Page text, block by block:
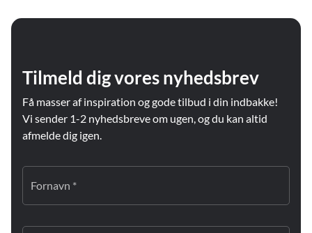
Tilmeld dig vores nyhedsbrev
Få masser af inspiration og gode tilbud i din indbakke!
Vi sender 1-2 nyhedsbreve om ugen, og du kan altid
afmelde dig igen.
Fornavn *